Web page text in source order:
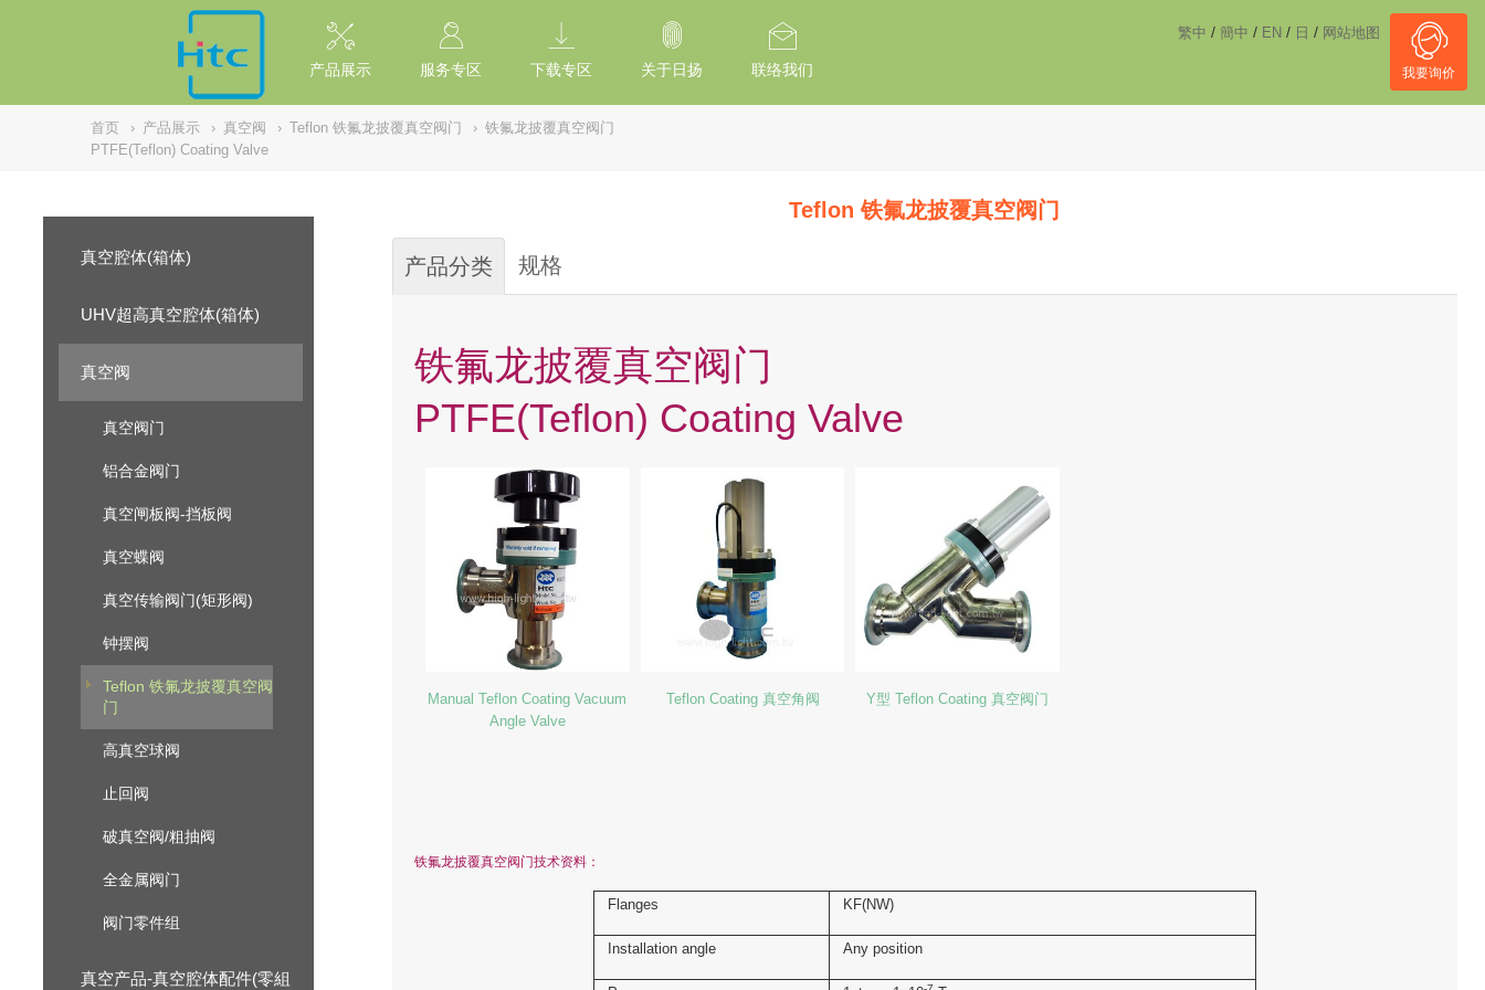
// replaced by scott on 2026/7/20 reason: high risk: Unsafe Implementation Of Subresource Integrity /*
繁中 / 簡中 / EN / 日 / 网站地图
我要询价
产品展示 服务专区 下载专区 关于日扬 联络我们
首页 › 产品展示 › 真空阀 › Teflon 铁氟龙披覆真空阀门 › 铁氟龙披覆真空阀门
PTFE(Teflon) Coating Valve
真空腔体(箱体)
UHV超高真空腔体(箱体)
真空阀
真空阀门
铝合金阀门
真空闸板阀-挡板阀
真空蝶阀
真空传输阀门(矩形阀)
钟摆阀
Teflon 铁氟龙披覆真空阀
门
高真空球阀
止回阀
破真空阀/粗抽阀
全金属阀门
阀门零件组
真空产品-真空腔体配件(零組
Teflon 铁氟龙披覆真空阀门
产品分类 规格
铁氟龙披覆真空阀门
PTFE(Teflon) Coating Valve
Manual Teflon Coating Vacuum
Angle Valve
Teflon Coating 真空角阀 Y型 Teflon Coating 真空阀门
铁氟龙披覆真空阀门技术资料：
Flanges KF(NW)
Installation angle Any position